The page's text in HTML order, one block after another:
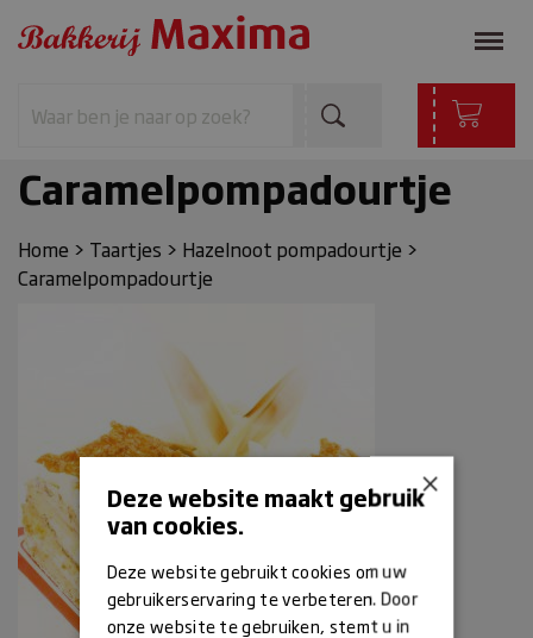
Caramelpompadourtje
Home > Taartjes > Hazelnoot pompadourtje >
Caramelpompadourtje
×
Deze website maakt gebruik
van cookies.
Deze website gebruikt cookies om uw
gebruikerservaring te verbeteren. Door
onze website te gebruiken, stemt u in